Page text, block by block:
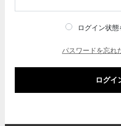
ログイン状
パスワードを忘れ
ログイ